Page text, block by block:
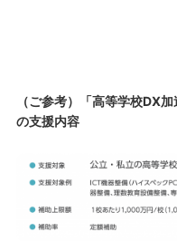
（ご参考）
「高等学校DX
の支援内容